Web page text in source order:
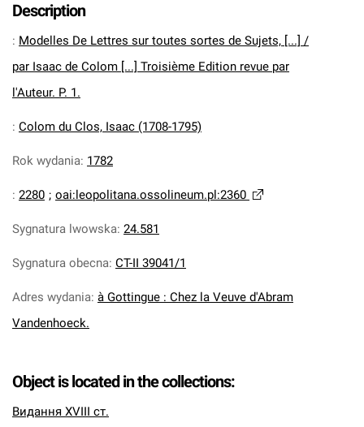
Description
: Modelles De Lettres sur toutes sortes de Sujets, [...] /
par Isaac de Colom [...] Troisième Edition revue par
l'Auteur. P. 1.
: Colom du Clos, Isaac (1708-1795)
Rok wydania: 1782
: 2280 ; oai:leopolitana.ossolineum.pl:2360
Sygnatura lwowska: 24.581
Sygnatura obecna: CT-II 39041/1
Adres wydania: à Gottingue : Chez la Veuve d'Abram
Vandenhoeck.
Object is located in the collections:
Видання XVIII ст.